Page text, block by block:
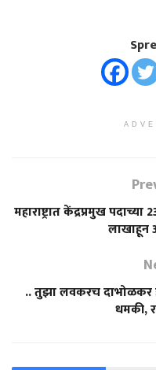
महाराष्ट्रात केंद्रप्रमुख
लाखाहून
.. तुझा लवकरच दाभोळकर
धमकी,